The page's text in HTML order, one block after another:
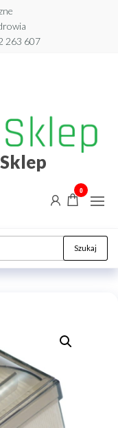
263 607​
0
Szukaj